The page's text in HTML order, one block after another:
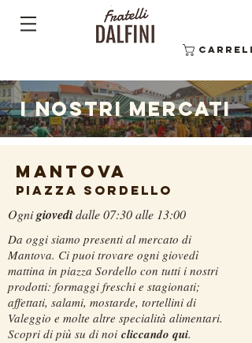
I NOSTRI MERCATI
MANTOVA
PIAZZA SORDELLO
Ognigiovedìdalle 07:30 alle 13:00
Da oggi siamo presenti al mercato di
Mantova. Ci puoi trovare ogni giovedì
mattina in piazza Sordello con tutti i nostri
prodotti: formaggi freschi e stagionati;
affettati, salami, mostarde, tortellini di
Valeggio e molte altre specialità alimentari.
Scopri di più su di noi cliccando qui.